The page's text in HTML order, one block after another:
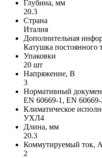
Глубина, мм
20.3
Страна
Италия
Дополнительная
Катушка постоянного
Упаковки
20 шт
Напряжение, В
3
Нормативный
EN 60669-1, EN 60669-
Климатическое
УХЛ4
Длина, мм
20.3
Коммутируемый ток, А
2